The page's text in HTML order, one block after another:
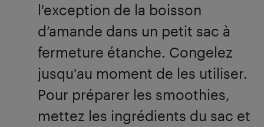
l'exception de la boisson
d’amande dans un petit sac à
fermeture étanche. Congelez
jusqu'au moment de les utiliser.
Pour préparer les smoothies,
mettez les ingrédients du sac et